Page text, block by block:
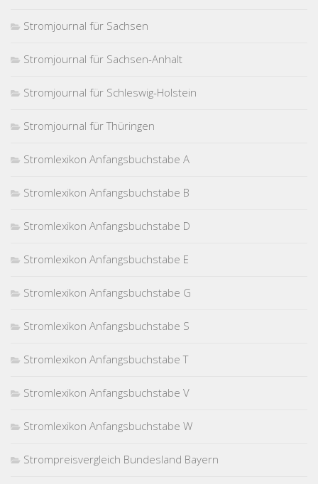
Stromjournal für Sachsen
Stromjournal für Sachsen-Anhalt
Stromjournal für Schleswig-Holstein
Stromjournal für Thüringen
Stromlexikon Anfangsbuchstabe A
Stromlexikon Anfangsbuchstabe B
Stromlexikon Anfangsbuchstabe D
Stromlexikon Anfangsbuchstabe E
Stromlexikon Anfangsbuchstabe G
Stromlexikon Anfangsbuchstabe S
Stromlexikon Anfangsbuchstabe T
Stromlexikon Anfangsbuchstabe V
Stromlexikon Anfangsbuchstabe W
Strompreisvergleich Bundesland Bayern